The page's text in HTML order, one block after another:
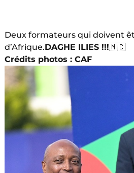
Deux formateurs qui doivent
d’Afrique.DAGHE ILIES !!!🇲🇨
Crédits photos : CAF